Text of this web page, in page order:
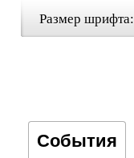
Размер шрифта:
События